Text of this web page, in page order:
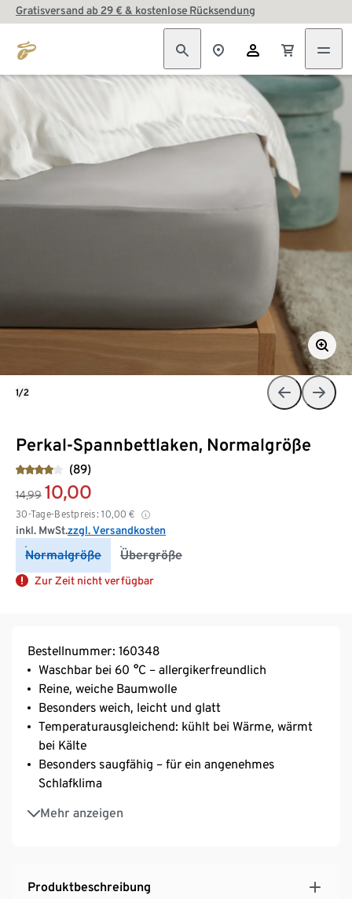
Gratisversand ab 29 € & kostenlose Rücksendung
Perkal-Spannbettlaken, Normalgröße
(89)
14,99 10,00
30-Tage-Bestpreis: 10,00 €
inkl. MwSt.zzgl. Versandkosten
Normalgröße Übergröße
Zur Zeit nicht verfügbar
1/2
Bestellnummer: 160348
Waschbar bei 60 °C – allergikerfreundlich
Reine, weiche Baumwolle
Besonders weich, leicht und glatt
Temperaturausgleichend: kühlt bei Wärme, wärmt
bei Kälte
Besonders saugfähig – für ein angenehmes
Schlafklima
Mehr anzeigen
Einfaches Beziehen und faltenfreier Sitz mit
Gummizug an Kopf- und Fußende
Produktbeschreibung